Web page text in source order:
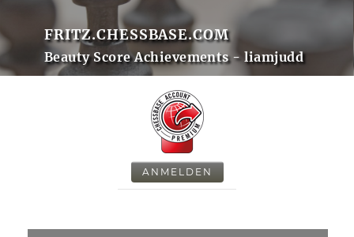
FRITZ.CHESSBASE.COM
Beauty Score Achievements - liamjudd
ANMELDEN